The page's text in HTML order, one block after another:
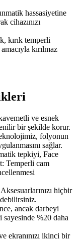
hassasiyetine
cihazınızı
kırık temperli
kırılmaz
ve esnek
bir şekilde korur.
folyonun
sağlar.
tepkiyi, Face
Temperli cam
hiçbir
ancak darbeyi
%20 daha
ekranınızı ikinci bir